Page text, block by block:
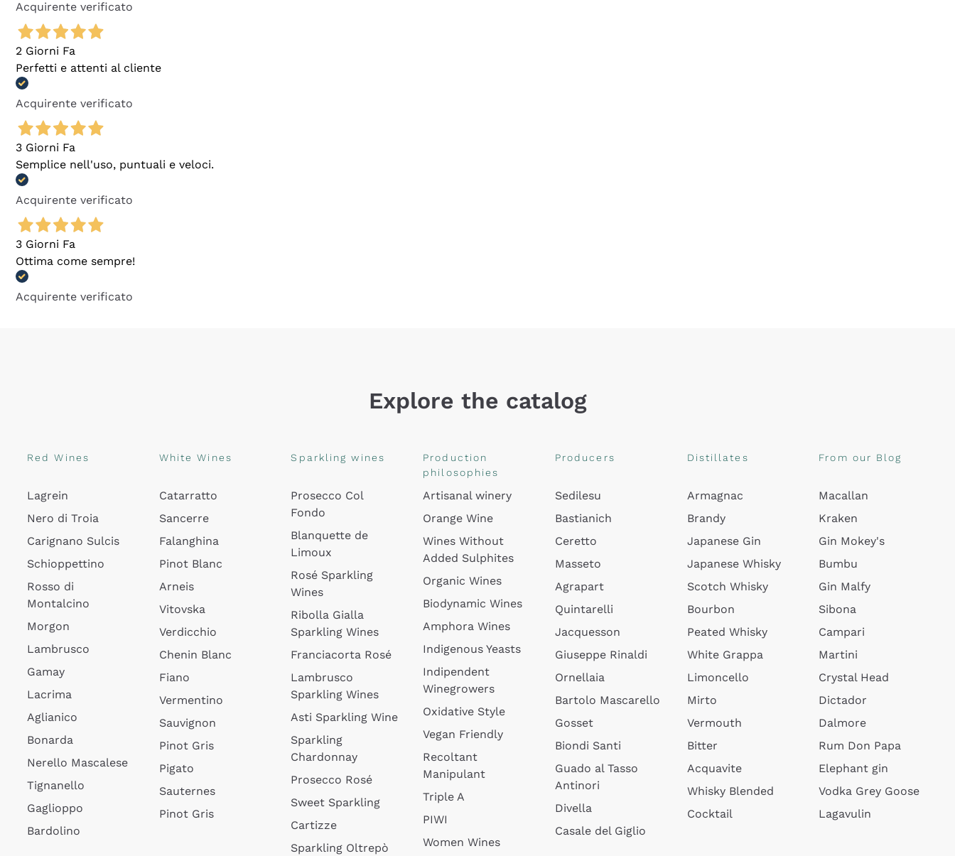
Acquirente verificato
2 Giorni Fa
Perfetti e attenti al cliente
Acquirente verificato
3 Giorni Fa
Semplice nell'uso, puntuali e veloci.
Acquirente verificato
3 Giorni Fa
Ottima come sempre!
Acquirente verificato
Explore the catalog
Red Wines
Lagrein
Nero di Troia
Carignano Sulcis
Schioppettino
Rosso di
Montalcino
Morgon
Lambrusco
Gamay
Lacrima
Aglianico
Bonarda
Nerello Mascalese
Tignanello
Gaglioppo
Bardolino
White Wines
Catarratto
Sancerre
Falanghina
Pinot Blanc
Arneis
Vitovska
Verdicchio
Chenin Blanc
Fiano
Vermentino
Sauvignon
Pinot Gris
Pigato
Sauternes
Pinot Gris
Sparkling wines
Prosecco Col
Fondo
Blanquette de
Limoux
Rosé Sparkling
Wines
Ribolla Gialla
Sparkling Wines
Franciacorta Rosé
Lambrusco
Sparkling Wines
Asti Sparkling Wine
Sparkling
Chardonnay
Prosecco Rosé
Sweet Sparkling
Cartizze
Sparkling Oltrepò
Production
philosophies
Artisanal winery
Orange Wine
Wines Without
Added Sulphites
Organic Wines
Biodynamic Wines
Amphora Wines
Indigenous Yeasts
Indipendent
Winegrowers
Oxidative Style
Vegan Friendly
Recoltant
Manipulant
Triple A
PIWI
Women Wines
Producers
Sedilesu
Bastianich
Ceretto
Masseto
Agrapart
Quintarelli
Jacquesson
Giuseppe Rinaldi
Ornellaia
Bartolo Mascarello
Gosset
Biondi Santi
Guado al Tasso
Antinori
Divella
Casale del Giglio
Distillates
Armagnac
Brandy
Japanese Gin
Japanese Whisky
Scotch Whisky
Bourbon
Peated Whisky
White Grappa
Limoncello
Mirto
Vermouth
Bitter
Acquavite
Whisky Blended
Cocktail
From our Blog
Macallan
Kraken
Gin Mokey's
Bumbu
Gin Malfy
Sibona
Campari
Martini
Crystal Head
Dictador
Dalmore
Rum Don Papa
Elephant gin
Vodka Grey Goose
Lagavulin